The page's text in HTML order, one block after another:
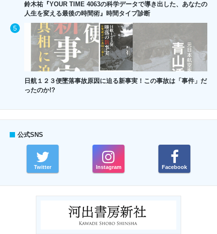
鈴木祐『YOUR TIME 4063の科学データで導き出した、あなたの
人生を変える最後の時間術』時間タイプ診断
日航１２３便墜落事故原因に迫る新事実！この事故は「事件」だ
ったのか!?
公式SNS
Twitter Instagram Facebook